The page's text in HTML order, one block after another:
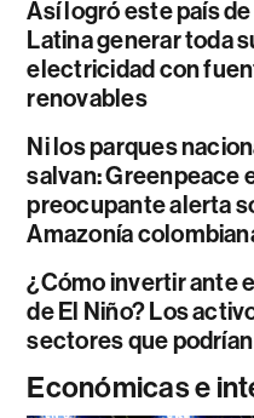
Así logró este país
Latina generar toda
electricidad con
renovables
Ni los parques
salvan: Greenpeace
preocupante alerta
Amazonía
¿Cómo invertir ante
de El Niño? Los
sectores que
Económicas e